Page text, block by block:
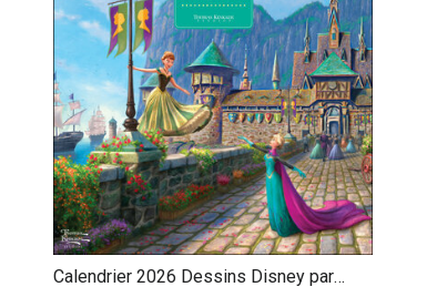
Calendrier 2026 Dessins Disney par